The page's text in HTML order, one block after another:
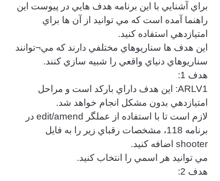
براي آشنايي با اين برنامه هدف هايي در پيوست اين
راهنما آمده است كه مي توانيد از آن ها براي
امتيازدهي استفاده كنيد.
اين هدف ها سناريوهاي مختلفي دارند كه مي¬توانند
سناريوهاي دنياي واقعي را شبيه سازي كنند.
هدف 1:
ARLV1: اين هدف داراي باركد است و مراحل
امتيازدهي بدون مشكل انجام خواهد شد.
لازم است تا با استفاده از عملگر edit/amend در
برنامه 118، مشخصات رقباي زير را به فايل
shooter اضافه كنيد.
مي توانيد هر اسمي را انتخاب كنيد.
هدف 2: